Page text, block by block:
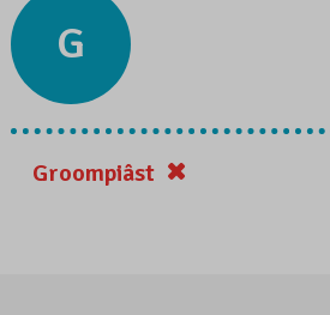
G
Groompiâst